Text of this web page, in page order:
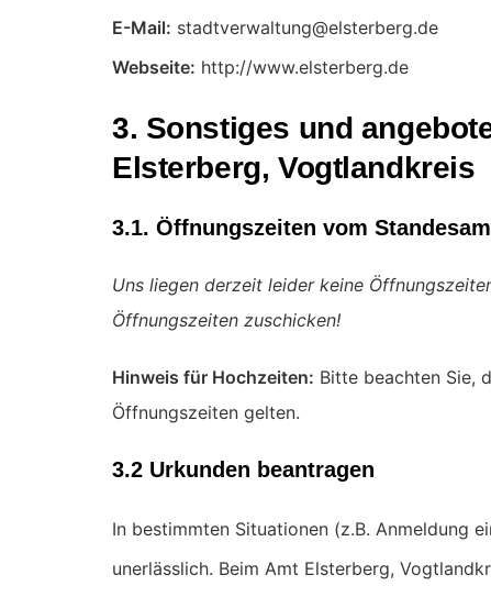
E-Mail:
Webseite: http://www.elsterberg.de
3. Sonstiges und
Elsterberg, Vogtlandkreis
3.1. Öffnungszeiten vom
Uns liegen derzeit leider keine
Öffnungszeiten zuschicken!
Hinweis für Hochzeiten: Bitte beachten Sie,
Öffnungszeiten gelten.
3.2 Urkunden beantragen
In bestimmten Situationen (z.B. Anmeldung
unerlässlich. Beim Amt Elsterberg,